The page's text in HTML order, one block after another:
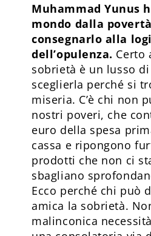
Muhammad Yunus
mondo dalla
consegnarlo alla
dell’opulenza. Certo
sobrietà è un lusso
sceglierla perché si
miseria. C’è chi non
nostri poveri, che
euro della spesa
cassa e ripongono
prodotti che non ci
sbagliano
Ecco perché chi può
amica la sobrietà.
malinconica